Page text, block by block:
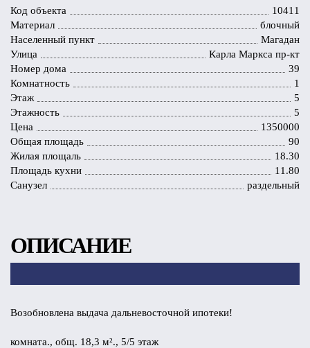
Код объекта
10411
Материал
блочный
Населенный пункт
Магадан
Улица
Карла Маркса пр-кт
Номер дома
39
Комнатность
1
Этаж
5
Этажность
5
Цена
1350000
Общая площадь
90
Жилая площаль
18.30
Площадь кухни
11.80
Санузел
раздельный
ОПИСАНИЕ
Возобновлена выдача дальневосточной ипотеки!
комната., общ. 18,3 м²., 5/5 этаж